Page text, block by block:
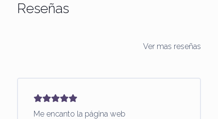
Reseñas
Ver mas reseñas
Me encanto la página web